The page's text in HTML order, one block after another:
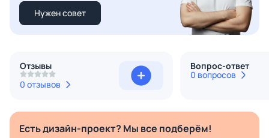
Нужен совет
Отзывы
0 отзывов
Вопрос-ответ
0 вопросов
Есть дизайн-проект? Мы все подберём!